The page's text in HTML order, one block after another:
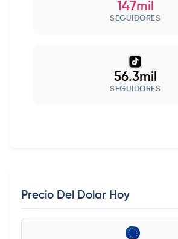
147mil
SEGUIDORES
56.3mil
SEGUIDORES
Precio Del Dolar Hoy